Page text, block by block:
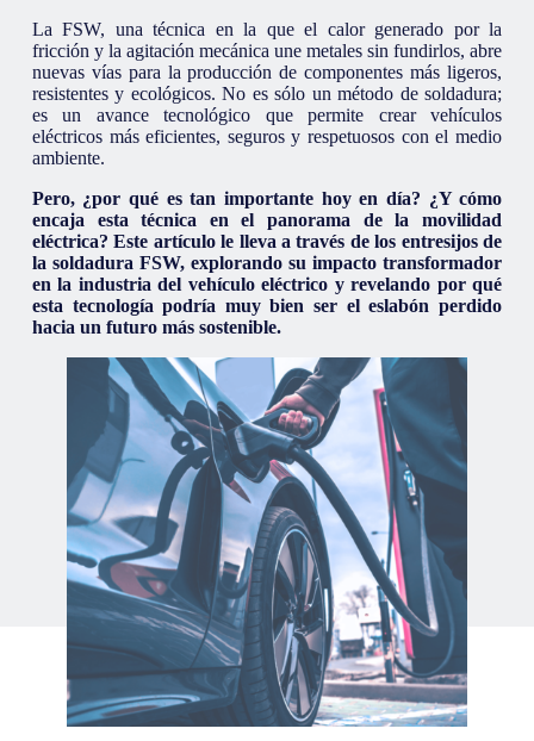
La FSW, una técnica en la que el calor generado por la
fricción y la agitación mecánica une metales sin fundirlos, abre
nuevas vías para la producción de componentes más ligeros,
resistentes y ecológicos. No es sólo un método de soldadura;
es un avance tecnológico que permite crear vehículos
eléctricos más eficientes, seguros y respetuosos con el medio
ambiente.
Pero, ¿por qué es tan importante hoy en día? ¿Y cómo
encaja esta técnica en el panorama de la movilidad
eléctrica? Este artículo le lleva a través de los entresijos de
la soldadura FSW, explorando su impacto transformador
en la industria del vehículo eléctrico y revelando por qué
esta tecnología podría muy bien ser el eslabón perdido
hacia un futuro más sostenible.